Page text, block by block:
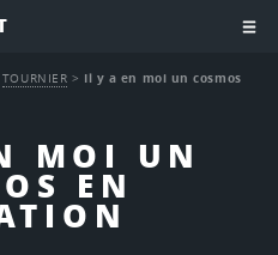
MOI UN
EN
TOURNIER > Il y a en moi un cosmos